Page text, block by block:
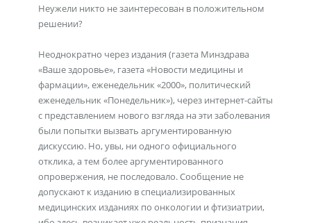
Неужели никто не заинтересован в положительном
решении?
Неоднократно через издания (газета Минздрава
«Ваше здоровье», газета «Новости медицины и
фармации», еженедельник «2000», политический
еженедельник «Понедельник»), через интернет-сайты
с представлением нового взгляда на эти заболевания
были попытки вызвать аргументированную
дискуссию. Но, увы, ни одного официального
отклика, а тем более аргументированного
опровержения, не последовало. Сообщение не
допускают к изданию в специализированных
медицинских изданиях по онкологии и фтизиатрии,